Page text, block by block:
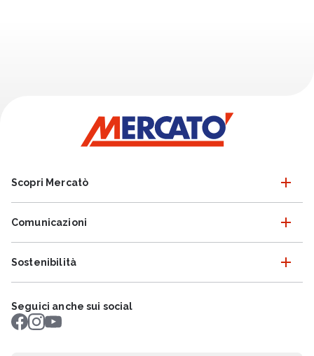
Scopri Mercatò
Comunicazioni
Sostenibilità
Seguici anche sui social